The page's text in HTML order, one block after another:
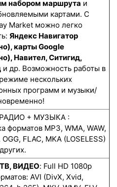
набором маршрута и
картами. С
Market можно легко
Яндекс Навигатор
карты Google
Навител, Ситигид,
и др. Возможность работы в
нескольких
программ и музыки/
+ МУЗЫКА :
форматов MP3, WMA, WAW,
FLAC, MKA (LOSELESS)
ВИДЕО: Full HD 1080p
AVI (DivX, Xvid,